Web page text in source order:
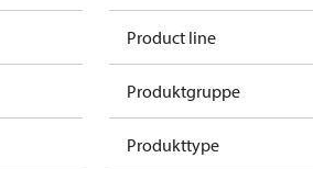
Product line
Produktgruppe
Produkttype